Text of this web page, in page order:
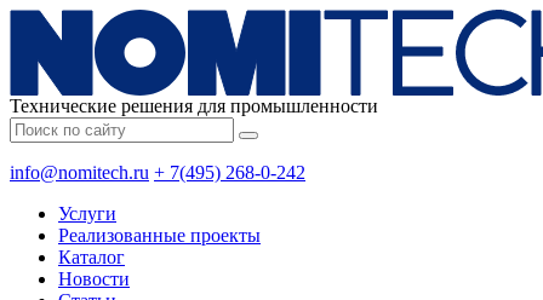
Технические решения для промышленности
info@nomitech.ru + 7(495) 268-0-242
Услуги
Реализованные проекты
Каталог
Новости